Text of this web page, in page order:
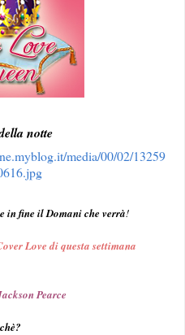
notte
in fine il Domani che verrà!
Love di questa settimana
Pearce